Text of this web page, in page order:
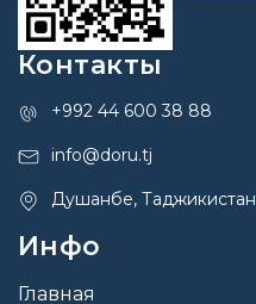
Контакты
+992 44 600 38 88
info@doru.tj
Душанбе, Таджикистан
Инфо
Главная